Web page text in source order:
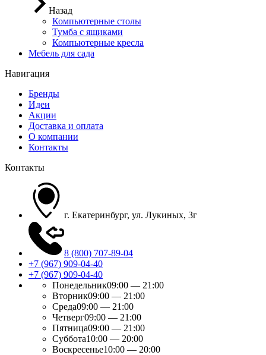
Назад
Компьютерные столы
Тумба с ящиками
Компьютерные кресла
Мебель для сада
Навигация
Бренды
Идеи
Акции
Доставка и оплата
О компании
Контакты
Контакты
г. Екатеринбург, ул. Лукиных, 3г
8 (800) 707-89-04
+7 (967) 909-04-40
+7 (967) 909-04-40
Понедельник09:00 — 21:00
Вторник09:00 — 21:00
Среда09:00 — 21:00
Четверг09:00 — 21:00
Пятница09:00 — 21:00
Суббота10:00 — 20:00
Воскресенье10:00 — 20:00